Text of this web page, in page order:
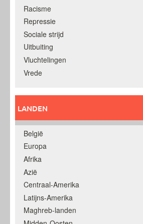
Racisme
Repressie
Sociale strijd
Uitbuiting
Vluchtelingen
Vrede
LANDEN
België
Europa
Afrika
Azië
Centraal-Amerika
Latijns-Amerika
Maghreb-landen